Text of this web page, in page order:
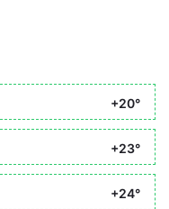
+20°
+23°
+24°